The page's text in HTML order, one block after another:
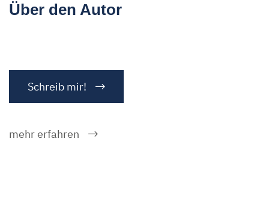
Über den Autor
Schreib mir!
mehr erfahren